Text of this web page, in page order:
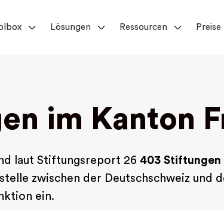
Lösungen Ressourcen Preise
im Kanton
laut Stiftungsreport 26 403 Stiftungen
zwischen der Deutschschweiz
ein.